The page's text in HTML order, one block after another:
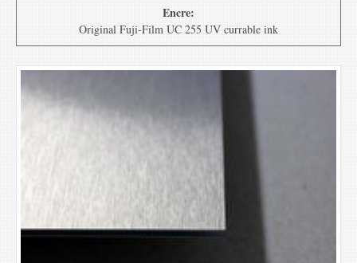
Encre:
Original Fuji-Film UC 255 UV currable ink